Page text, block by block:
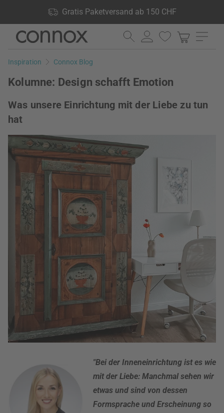
Gratis Paketversand ab 150 CHF
Produkte lagernd, 60 Tage Rückgaberecht
Direkt
Seiteninhalt
Direkt
Suchfeld
Inspiration Connox Blog
Kolumne: Design schafft Emotion
Was unsere Einrichtung mit der Liebe zu tun
hat
"Bei der Inneneinrichtung ist es wie
mit der Liebe: Manchmal sehen wir
etwas und sind von dessen
Formsprache und Erscheinung so